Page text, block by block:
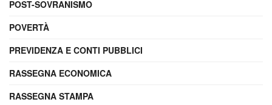
POST-SOVRANISMO
POVERTÀ
PREVIDENZA E CONTI PUBBLICI
RASSEGNA ECONOMICA
RASSEGNA STAMPA